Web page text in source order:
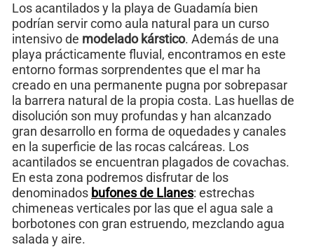
Los acantilados y la playa de Guadamía bien
podrían servir como aula natural para un curso
intensivo de modelado kárstico. Además de una
playa prácticamente fluvial, encontramos en este
entorno formas sorprendentes que el mar ha
creado en una permanente pugna por sobrepasar
la barrera natural de la propia costa. Las huellas de
disolución son muy profundas y han alcanzado
gran desarrollo en forma de oquedades y canales
en la superficie de las rocas calcáreas. Los
acantilados se encuentran plagados de covachas.
En esta zona podremos disfrutar de los
denominados bufones de Llanes: estrechas
chimeneas verticales por las que el agua sale a
borbotones con gran estruendo, mezclando agua
salada y aire.